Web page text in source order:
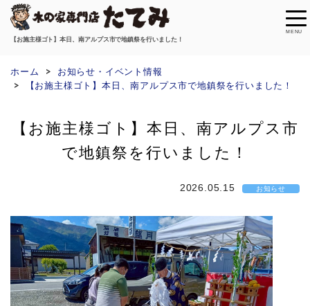
【お施主様ゴト】本日、南アルプス市で地鎮祭を行いました！
MENU
ホーム
お知らせ・イベント情報
【お施主様ゴト】本日、南アルプス市で地鎮祭を行いました！
【お施主様ゴト】本日、南アルプス市
で地鎮祭を行いました！
2026.05.15